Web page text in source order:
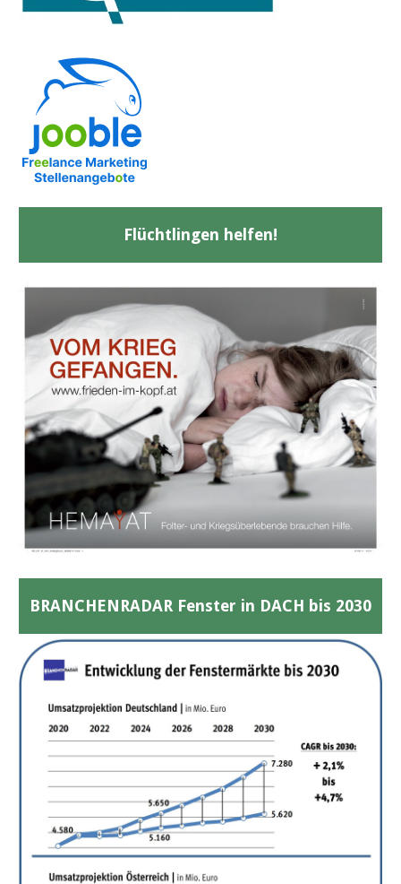
Flüchtlingen helfen!
BRANCHENRADAR Fenster in DACH bis 2030